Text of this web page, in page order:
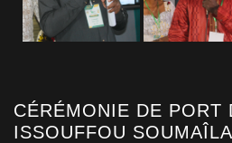
CÉRÉMONIE DE PORT
ISSOUFFOU